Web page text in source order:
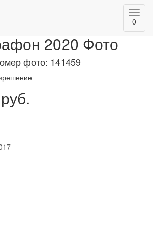
0
2020 Фото
фото: 141459